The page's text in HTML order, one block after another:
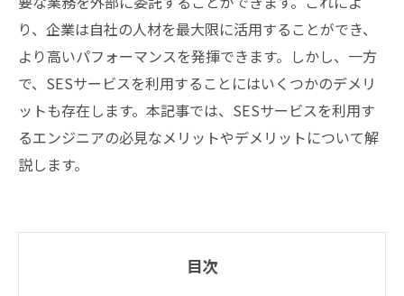
り、企業は自社の人材を最大限に活用することができ、
より高いパフォーマンスを発揮できます。しかし、一方
で、SESサービスを利用することにはいくつかのデメリ
ットも存在します。本記事では、SESサービスを利用す
るエンジニアの必見なメリットやデメリットについて解
説します。
目次